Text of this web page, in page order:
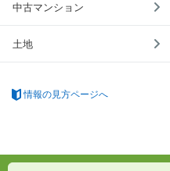
中古マンション
土地
情報の見方ページへ